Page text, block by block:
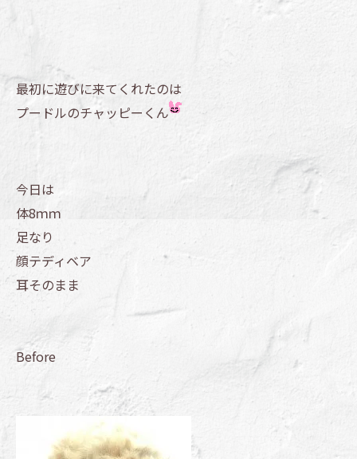
最初に遊びに来てくれたのは
プードルのチャッピーくん
今日は
体8ｍｍ
足なり
顔テディベア
耳そのまま
Before